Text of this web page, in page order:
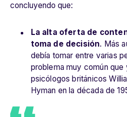
concluyendo que:
La alta oferta de
toma de decisión. Más
debía tomar entre varias
problema muy común que
psicólogos británicos
Hyman en la década de